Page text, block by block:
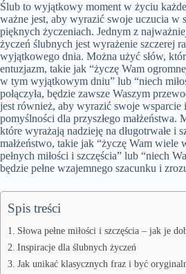
Ślub to wyjątkowy moment w życiu
ważne jest, aby wyrazić swoje uczucia w
pięknych życzeniach. Jednym z
życzeń ślubnych jest wyrażenie szczerej
wyjątkowego dnia. Można użyć słów,
entuzjazm, takie jak “życzę Wam
w tym wyjątkowym dniu” lub “niech
połączyła, będzie zawsze Waszym
jest również, aby wyrazić swoje wsparcie
pomyślności dla przyszłego małżeństwa.
które wyrażają nadzieję na długotrwałe i
małżeństwo, takie jak “życzę Wam wiele
pełnych miłości i szczęścia” lub “niech
będzie pełne wzajemnego szacunku i
Spis treści
Słowa pełne miłości i szczęścia – jak je
Inspiracje dla ślubnych życzeń
Jak unikać klasycznych fraz i być